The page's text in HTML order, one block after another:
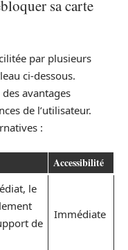
sa carte
par plusieurs
ci-dessous.
avantages
de l’utilisateur.
:
Accessibilité
le
de
Immédiate